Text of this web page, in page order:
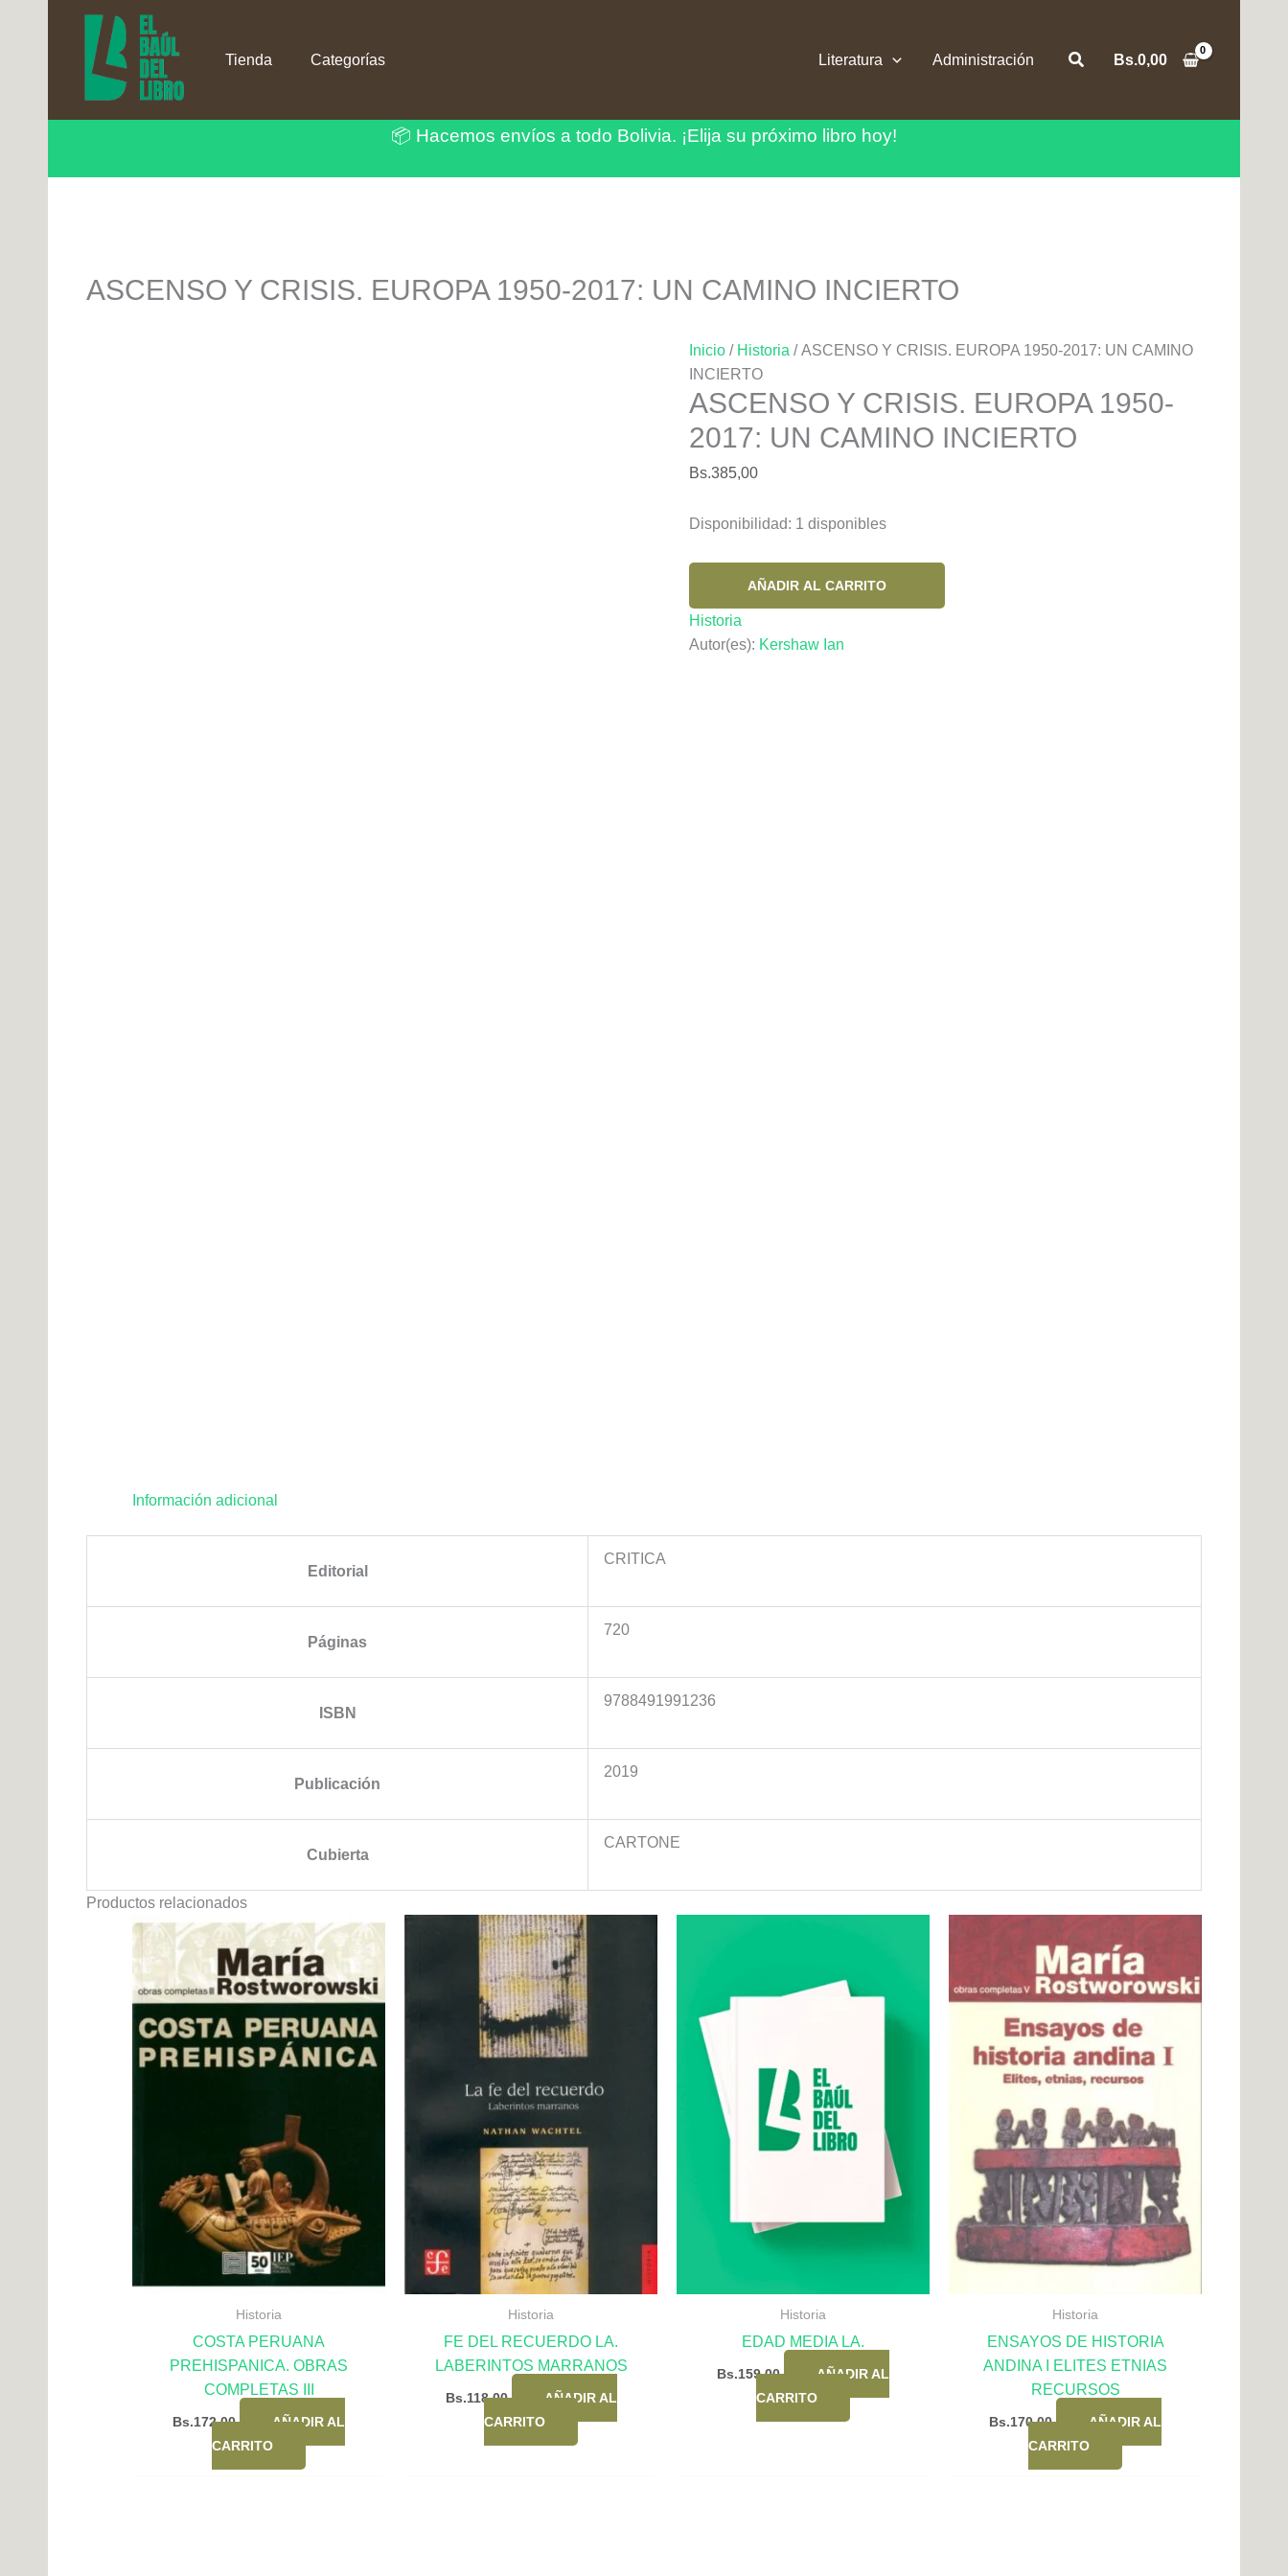
contenido
Tienda Categorías Literatura Administración BuscarBs.0,00
📦 Hacemos envíos a todo Bolivia. ¡Elija su próximo libro hoy!
ASCENSO Y CRISIS. EUROPA 1950-2017: UN CAMINO INCIERTO
Inicio/ Historia / ASCENSO Y CRISIS. EUROPA 1950-2017: UN CAMINO
INCIERTO
ASCENSO Y CRISIS. EUROPA 1950-
2017: UN CAMINO INCIERTO
Bs.385,00
Disponibilidad: 1 disponibles
CRISIS.
EUROPA
AÑADIR AL CARRITO
Historia
Autor(es): Kershaw Ian
Información adicional
Editorial
CRITICA
Páginas
720
ISBN
9788491991236
Publicación
2019
Cubierta
CARTONE
Productos relacionados
Historia
COSTA PERUANA
PREHISPANICA. OBRAS
COMPLETAS III
Bs.172,00
AÑADIR AL
CARRITO
Historia
FE DEL RECUERDO LA.
LABERINTOS MARRANOS
Bs.118,00
AÑADIR AL
CARRITO
Historia
EDAD MEDIA LA.
Bs.159,00
AÑADIR AL
CARRITO
Historia
ENSAYOS DE HISTORIA
ANDINA I ELITES ETNIAS
RECURSOS
Bs.170,00
AÑADIR AL
CARRITO